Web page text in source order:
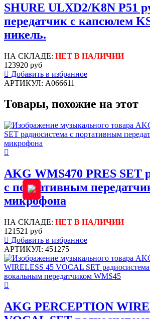
SHURE ULXD2/K8N P51
передатчик с капсюлем
никель.
НА СКЛАДЕ: НЕТ В НАЛИЧИИ
123920 руб
Добавить в избранное
АРТИКУЛ: A066611
Товары, похожие на этот
AKG WMS470 PRES SET
с портативным
микрофона
НА СКЛАДЕ: НЕТ В НАЛИЧИИ
121521 руб
Добавить в избранное
АРТИКУЛ: 451275
AKG PERCEPTION